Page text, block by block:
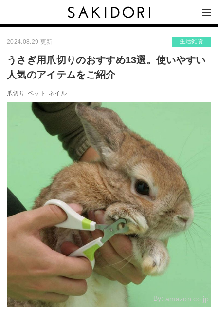
2024.08.29 更新 生活雑貨
うさぎ用爪切りのおすすめ13選。使いやすい
人気のアイテムをご紹介
爪切り ペット ネイル
By: amazon.co.jp